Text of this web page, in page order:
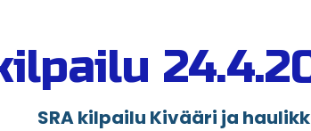
SRA kilpailu Kivääri ja